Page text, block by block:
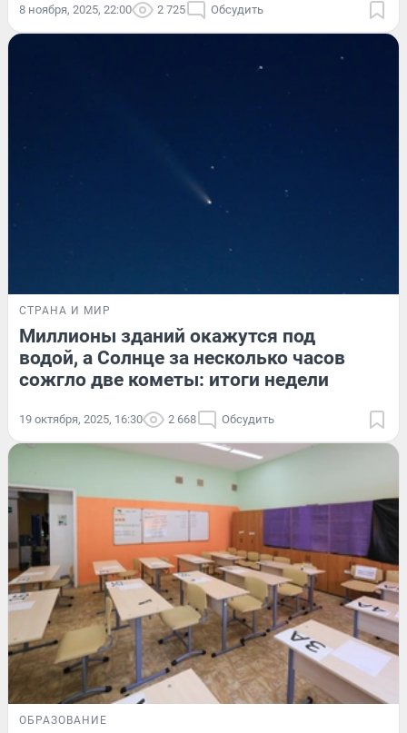
8 ноября, 2025, 22:00 2 725 Обсудить
СТРАНА И МИР
Миллионы зданий окажутся под
водой, а Солнце за несколько часов
сожгло две кометы: итоги недели
19 октября, 2025, 16:30 2 668 Обсудить
ОБРАЗОВАНИЕ